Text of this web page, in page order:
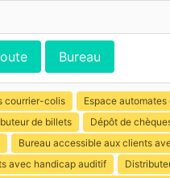
Bureau
courrier-colis Espace
de billets Dépôt de
Bureau accessible aux clients
avec handicap auditif